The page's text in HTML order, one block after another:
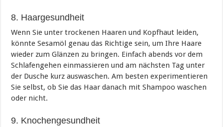
8. Haargesundheit
Wenn Sie unter trockenen Haaren und Kopfhaut leiden,
könnte Sesamöl genau das Richtige sein, um Ihre Haare
wieder zum Glänzen zu bringen. Einfach abends vor dem
Schlafengehen einmassieren und am nächsten Tag unter
der Dusche kurz auswaschen. Am besten experimentieren
Sie selbst, ob Sie das Haar danach mit Shampoo waschen
oder nicht.
9. Knochengesundheit